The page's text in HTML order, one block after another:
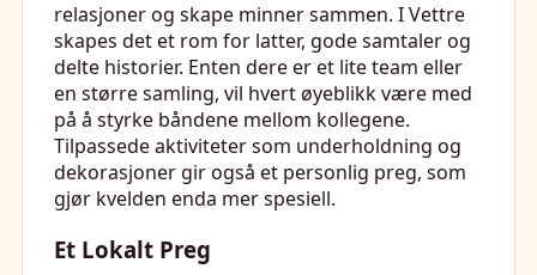
relasjoner og skape minner sammen. I Vettre
skapes det et rom for latter, gode samtaler og
delte historier. Enten dere er et lite team eller
en større samling, vil hvert øyeblikk være med
på å styrke båndene mellom kollegene.
Tilpassede aktiviteter som underholdning og
dekorasjoner gir også et personlig preg, som
gjør kvelden enda mer spesiell.
Et Lokalt Preg